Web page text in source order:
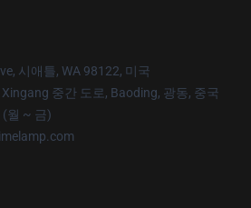
시애틀, WA 98122, 미국
중간 도로, Baoding, 광동, 중국
(월 ~ 금)